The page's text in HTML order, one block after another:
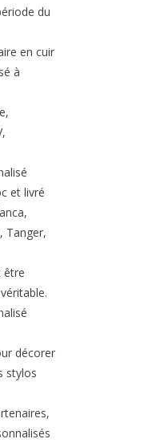
du
en cuir
à
et livré
Tanger,
être
décorer
stylos